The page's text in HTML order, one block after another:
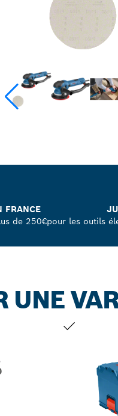
FRANCE
de 250€pour les outils
UNE